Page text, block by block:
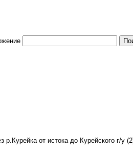
р.Курейка от истока до Курейского г/у